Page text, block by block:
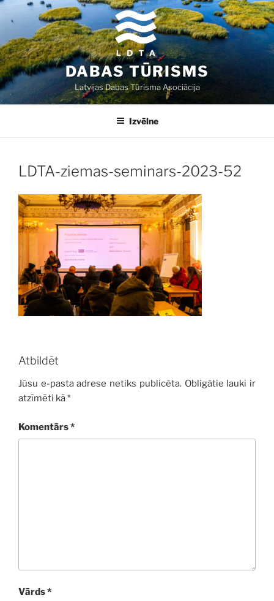
Doties
saturu
DABAS TŪRISMS
Latvijas Dabas Tūrisma Asociācija
Izvēlne
LDTA-ziemas-seminars-2023-52
Atbildēt
Jūsu e-pasta adrese netiks publicēta. Obligātie lauki ir
atzīmēti kā*
Komentārs*
Vārds*